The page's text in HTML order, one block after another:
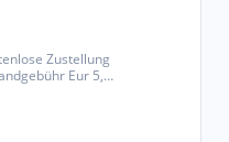
Zustellung
Eur 5,
8, 30